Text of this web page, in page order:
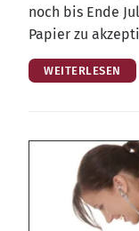
noch bis Ende
Papier zu
WEITERLESEN